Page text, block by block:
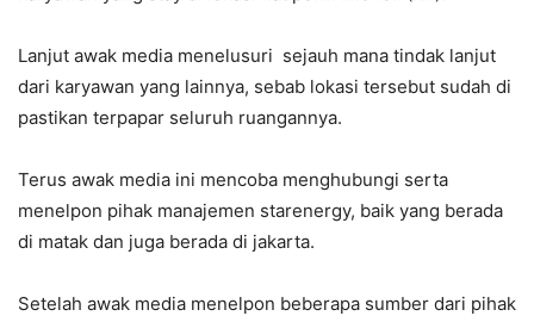
Lanjut awak media menelusuri sejauh mana tindak lanjut
dari karyawan yang lainnya, sebab lokasi tersebut sudah di
pastikan terpapar seluruh ruangannya.
Terus awak media ini mencoba menghubungi serta
menelpon pihak manajemen starenergy, baik yang berada
di matak dan juga berada di jakarta.
Setelah awak media menelpon beberapa sumber dari pihak